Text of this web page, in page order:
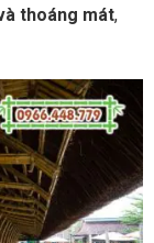
thoáng mát,